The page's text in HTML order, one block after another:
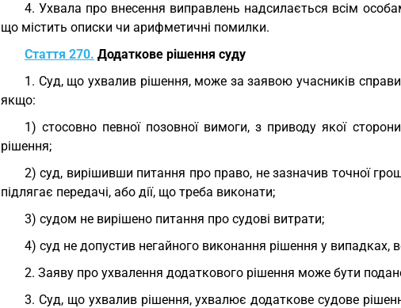
4. Ухвала про внесення виправлень надсилається всім
що містить описки чи арифметичні помилки.
Стаття 270. Додаткове рішення суду
1. Суд, що ухвалив рішення, може за заявою учасників справи
якщо:
1) стосовно певної позовної вимоги, з приводу якої
рішення;
2) суд, вирішивши питання про право, не зазначив точної
підлягає передачі, або дії, що треба виконати;
3) судом не вирішено питання про судові витрати;
4) суд не допустив негайного виконання рішення у випадках,
2. Заяву про ухвалення додаткового рішення може бути
3. Суд, що ухвалив рішення, ухвалює додаткове судове